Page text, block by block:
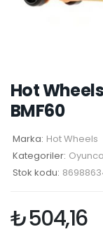
Hot
BMF60
Marka: Hot Wheels
Kategoriler:
Stok kodu:
₺504,16